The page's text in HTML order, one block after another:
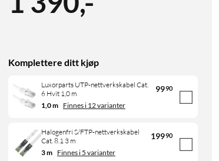
Komplettere ditt kjøp
Luxorparts UTP-nettverkskabel Cat.
6 Hvit 1,0 m
9990
1,0 m Finnes i 12 varianter
Halogenfri S/FTP-nettverkskabel
Cat. 8.1 3 m
19990
3 m Finnes i 5 varianter